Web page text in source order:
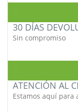
30 DÍAS
Sin compromiso
ATENCIÓN AL
Estamos aquí para